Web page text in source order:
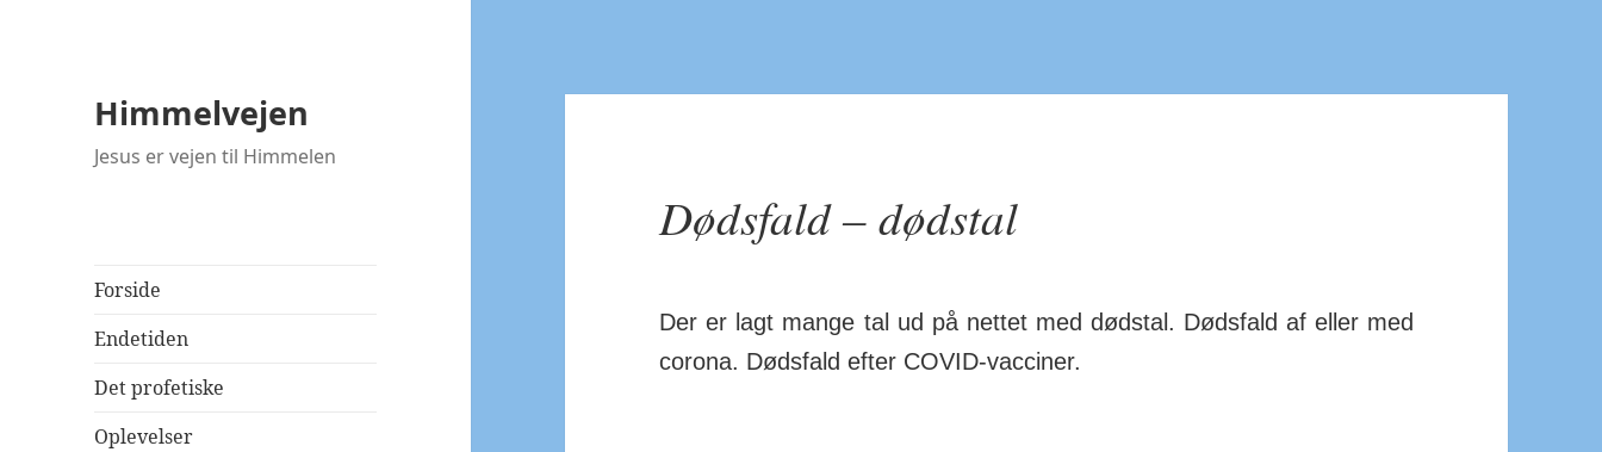
Himmelvejen
Jesus er vejen til Himmelen
Forside
Endetiden
Det profetiske
Oplevelser
Dødsfald – dødstal
Der er lagt mange tal ud på nettet med dødstal. Døds­fald af eller med
corona. Døds­fald efter COVID-vacciner.